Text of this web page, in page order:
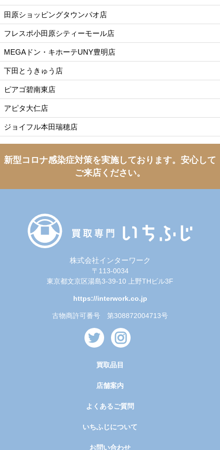
田原ショッピングタウンパオ店
フレスポ小田原シティーモール店
MEGAドン・キホーテUNY豊明店
下田とうきゅう店
ピアゴ碧南東店
アピタ大仁店
ジョイフル本田瑞穂店
新型コロナ感染症対策を実施しております。 安心して
ご来店ください。
株式会社インターワーク
〒113-0034
東京都文京区湯島3-39-10 上野THビル3F
https://interwork.co.jp
古物商許可番号 第308872004713号
買取品目
店舗案内
よくあるご質問
いちふじについて
お問い合わせ